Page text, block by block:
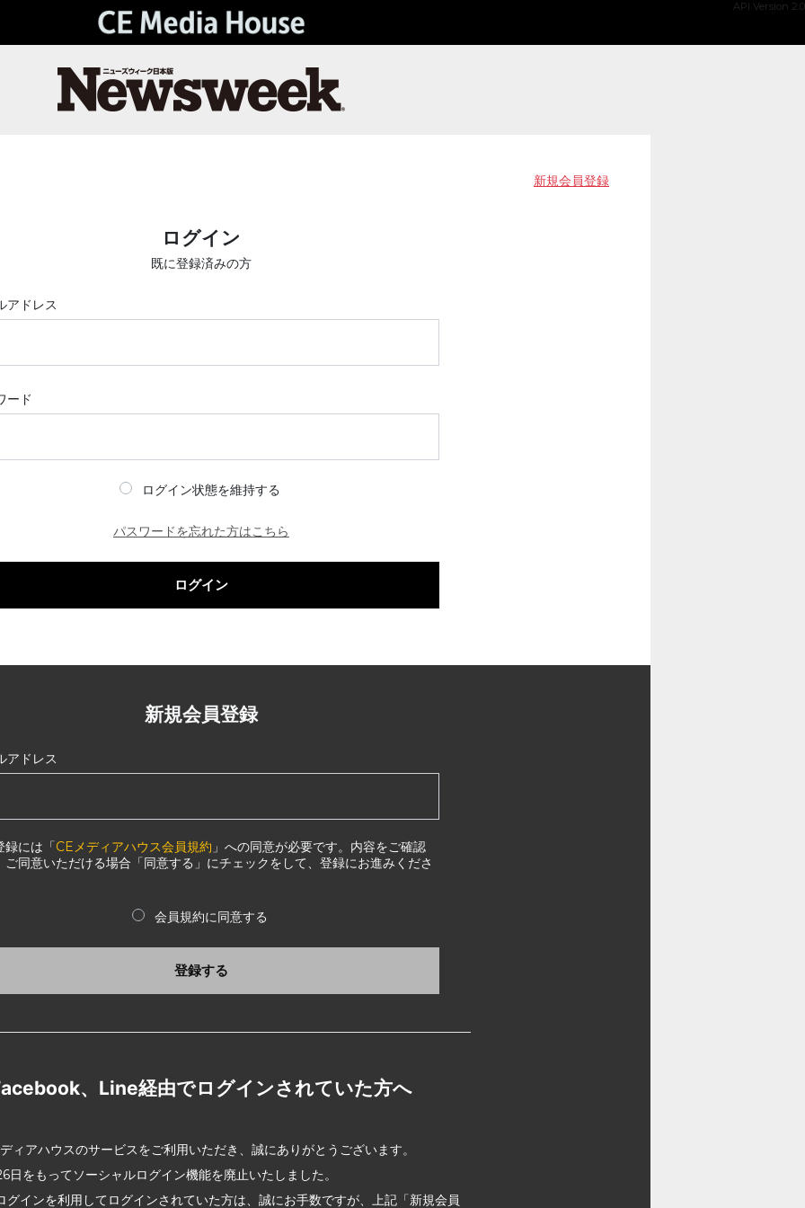
API Version 2.0
新規会員登録
ログイン
既に登録済みの方
アドレス
ード
ログイン状態を維持する
パスワードを忘れた方はこちら
ログイン
新規会員登録
アドレス
録には「CEメディアハウス会員規約 」への同意が必要です。内容をご確認
ご同意いただける場合「同意する」にチェックをして、登録にお進みくださ
会員規約に同意する
登録する
、Line経由でログインされていた方へ
ィアハウスのサービスをご利用いただき、誠にありがとうございます。
日をもってソーシャルログイン機能を廃止いたしました。
グインを利用してログインされていた方は、誠にお手数ですが、上記「新規会員